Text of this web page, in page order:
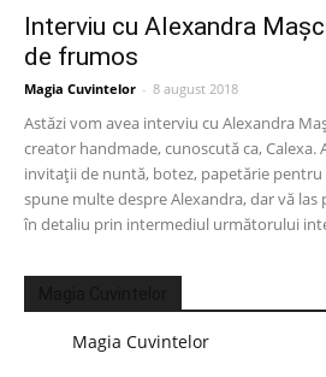
Interviu cu Alexandra
de frumos
Magia Cuvintelor - 8 august 2018
Astăzi vom avea interviu cu Alexandra
creator handmade, cunoscută ca, Calexa.
invitații de nuntă, botez, papetărie pentru
spune multe despre Alexandra, dar vă las
în detaliu prin intermediul următorului
Magia Cuvintelor